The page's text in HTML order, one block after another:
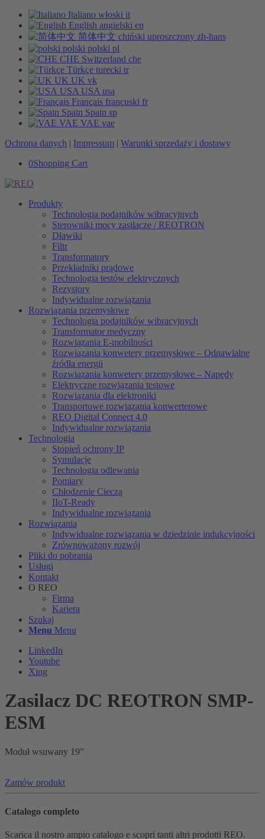
Italiano włoski it
English angielski en
简体中文 chiński uproszczony zh-hans
polski polski pl
CHE Switzerland che
Türkçe turecki tr
UK UK vk
USA USA usa
Français francuski fr
Spain Spain sp
VAE VAE vae
Ochrona danych | Impressum | Warunki sprzedaży i dostawy
0Shopping Cart
Produkty
Technologia podajników wibracyjnych
Sterowniki mocy zasilacze / REOTRON
Dławiki
Filtr
Transformatory
Przekładniki prądowe
Technologia testów elektrycznych
Rezystory
Indywidualne rozwiązania
Rozwiązania przemysłowe
Technologia podajników wibracyjnych
Transformator medyczny
Rozwiązania E-mobilności
Rozwiązania konwetery przemysłowe – Odnawialne
źródła energii
Rozwiązania konwetery przemysłowe – Napędy
Elektryczne rozwiązania testowe
Rozwiązania dla elektroniki
Transportowe rozwiązania konwerterowe
REO Digital Connect 4.0
Indywidualne rozwiązania
Technologia
Stopień ochrony IP
Symulacje
Technologia odlewania
Pomiary
Chłodzenie Cieczą
IIoT-Ready
Indywidualne rozwiązania
Rozwiązania
Indywidualne rozwiązania w dziedzinie indukcyjności
Zrównoważony rozwój
Pliki do pobrania
Usługi
Kontakt
O REO
Firma
Kariera
Szukaj
Menu Menu
LinkedIn
Youtube
Xing
Zasilacz DC REOTRON SMP-
ESM
Moduł wsuwany 19”
Zamów produkt
Catalogo completo
Scarica il nostro ampio catalogo e scopri tanti altri prodotti REO.